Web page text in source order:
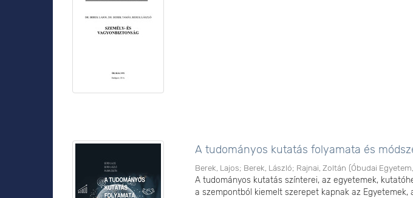
A tudományos kutatás folyamata és
Berek, Lajos; Berek, László; Rajnai, Zoltán (Óbudai Egyetem
A tudományos kutatás színterei, az egyetemek,
a szempontból kiemelt szerepet kapnak az